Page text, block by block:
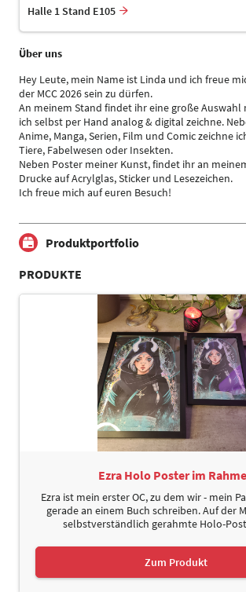
Halle 1 Stand E105
Über uns
Hey Leute, mein Name ist Linda und ich freue
der MCC 2026 sein zu dürfen.
An meinem Stand findet ihr eine große Auswahl
ich selbst per Hand analog & digital zeichne.
Anime, Manga, Serien, Film und Comic zeichne
Tiere, Fabelwesen oder Insekten.
Neben Poster meiner Kunst, findet ihr an
Drucke auf Acrylglas, Sticker und Lesezeichen.
Ich freue mich auf euren Besuch!
Produktportfolio
PRODUKTE
Ezra Holo Poster im
Ezra ist mein erster OC, zu dem wir - mein
gerade an einem Buch schreiben. Auf der
selbstverständlich gerahmte Holo-
Zum Produkt